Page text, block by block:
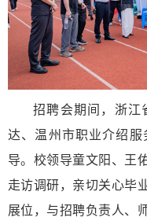
招聘会期间，浙江
达、温州市职业介绍
导。校领导童文阳、王
走访调研，亲切关心毕
展位，与招聘负责人、